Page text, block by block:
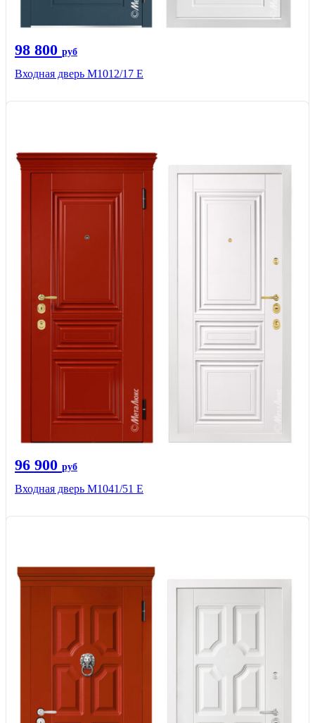
98 800 руб
Входная дверь М1012/17 E
96 900 руб
Входная дверь М1041/51 Е